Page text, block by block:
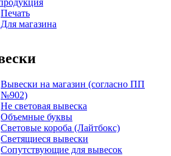
Печать
Для магазина
Вывески на магазин (согласно ПП
№902)
Не световая вывеска
Объемные буквы
Световые короба (Лайтбокс)
Светящиеся вывески
Сопутствующие для вывесок